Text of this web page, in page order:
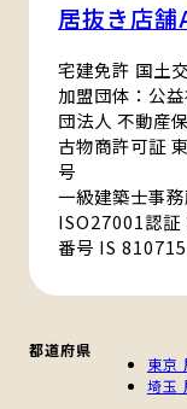
居抜き店舗
宅建免許 国土
加盟団体：公
団法人 不動産
古物商許可証
号
一級建築士事
ISO27001認
番号 IS 810715
都道府県
東京
埼玉